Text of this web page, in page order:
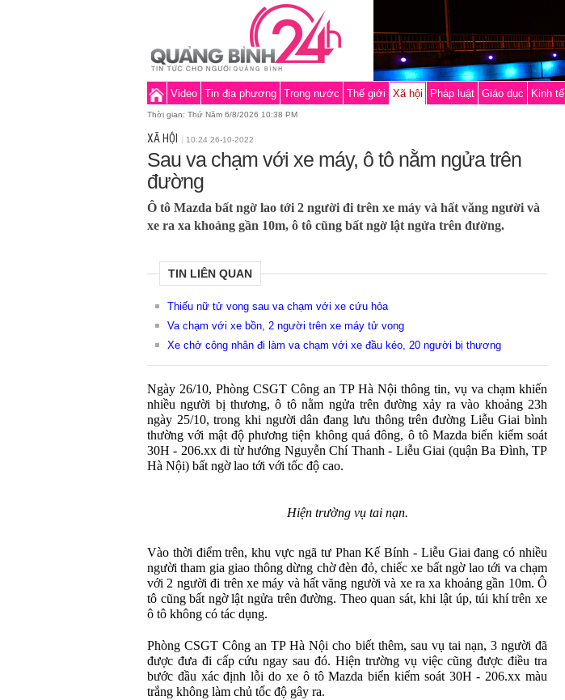
Video Tin địa phương Trong nước Thế giới Xã hội Pháp luật Giáo dục Kinh tế
Thời gian: Thứ Năm 6/8/2026 10:38 PM
XÃ HỘI 10:24 26-10-2022
Sau va chạm với xe máy, ô tô nằm ngửa trên
đường
Ô tô Mazda bất ngờ lao tới 2 người đi trên xe máy và hất văng người và
xe ra xa khoảng gần 10m, ô tô cũng bất ngờ lật ngửa trên đường.
TIN LIÊN QUAN
Thiếu nữ tử vong sau va chạm với xe cứu hỏa
Va chạm với xe bồn, 2 người trên xe máy tử vong
Xe chở công nhân đi làm va chạm với xe đầu kéo, 20 người bị thương
Ngày 26/10, Phòng CSGT Công an TP Hà Nội thông tin, vụ va chạm khiến
nhiều người bị thương, ô tô nằm ngửa trên đường xảy ra vào khoảng 23h
ngày 25/10, trong khi người dân đang lưu thông trên đường Liễu Giai bình
thường với mật độ phương tiện không quá đông, ô tô Mazda biển kiểm soát
30H - 206.xx đi từ hướng Nguyễn Chí Thanh - Liễu Giai (quận Ba Đình, TP
Hà Nội) bất ngờ lao tới với tốc độ cao.
Hiện trường vụ tai nạn.
Vào thời điểm trên, khu vực ngã tư Phan Kế Bính - Liễu Giai đang có nhiều
người tham gia giao thông dừng chờ đèn đỏ, chiếc xe bất ngờ lao tới va chạm
với 2 người đi trên xe máy và hất văng người và xe ra xa khoảng gần 10m. Ô
tô cũng bất ngờ lật ngửa trên đường. Theo quan sát, khi lật úp, túi khí trên xe
ô tô không có tác dụng.
Phòng CSGT Công an TP Hà Nội cho biết thêm, sau vụ tai nạn, 3 người đã
được đưa đi cấp cứu ngay sau đó. Hiện trường vụ việc cũng được điều tra
bước đầu xác định lỗi do xe ô tô Mazda biển kiểm soát 30H - 206.xx màu
trắng không làm chủ tốc độ gây ra.